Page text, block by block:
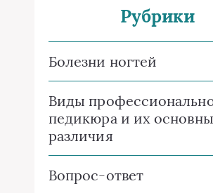
Рубрики
Болезни ногтей
Виды
педикюра и их
различия
Вопрос-ответ